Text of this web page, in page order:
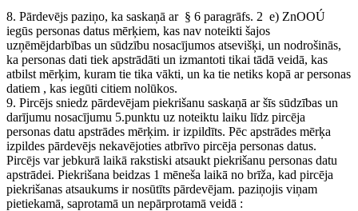
8. Pārdevējs paziņo, ka saskaņā ar § 6 paragrāfs. 2 e) ZnOOÚ
iegūs personas datus mērķiem, kas nav noteikti šajos
uzņēmējdarbības un sūdzību nosacījumos atsevišķi, un nodrošinās,
ka personas dati tiek apstrādāti un izmantoti tikai tādā veidā, kas
atbilst mērķim, kuram tie tika vākti, un ka tie netiks kopā ar personas
datiem , kas iegūti citiem nolūkos.
9. Pircējs sniedz pārdevējam piekrišanu saskaņā ar šīs sūdzības un
darījumu nosacījumu 5.punktu uz noteiktu laiku līdz pircēja
personas datu apstrādes mērķim. ir izpildīts. Pēc apstrādes mērķa
izpildes pārdevējs nekavējoties atbrīvo pircēja personas datus.
Pircējs var jebkurā laikā rakstiski atsaukt piekrišanu personas datu
apstrādei. Piekrišana beidzas 1 mēneša laikā no brīža, kad pircēja
piekrišanas atsaukums ir nosūtīts pārdevējam. paziņojis viņam
pietiekamā, saprotamā un nepārprotamā veidā :